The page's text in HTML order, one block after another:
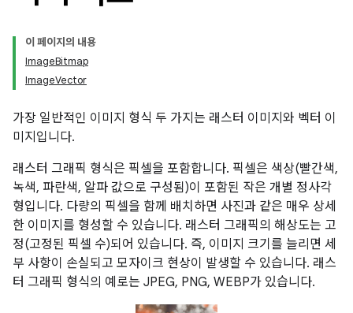
이 페이지의 내용
ImageBitmap
ImageVector
가장 일반적인 이미지 형식 두 가지는 래스터 이미지와 벡터 이
미지입니다.
래스터 그래픽 형식은 픽셀을 포함합니다. 픽셀은 색상(빨간색,
녹색, 파란색, 알파 값으로 구성됨)이 포함된 작은 개별 정사각
형입니다. 다량의 픽셀을 함께 배치하면 사진과 같은 매우 상세
한 이미지를 형성할 수 있습니다. 래스터 그래픽의 해상도는 고
정(고정된 픽셀 수)되어 있습니다. 즉, 이미지 크기를 늘리면 세
부 사항이 손실되고 모자이크 현상이 발생할 수 있습니다. 래스
터 그래픽 형식의 예로는 JPEG, PNG, WEBP가 있습니다.